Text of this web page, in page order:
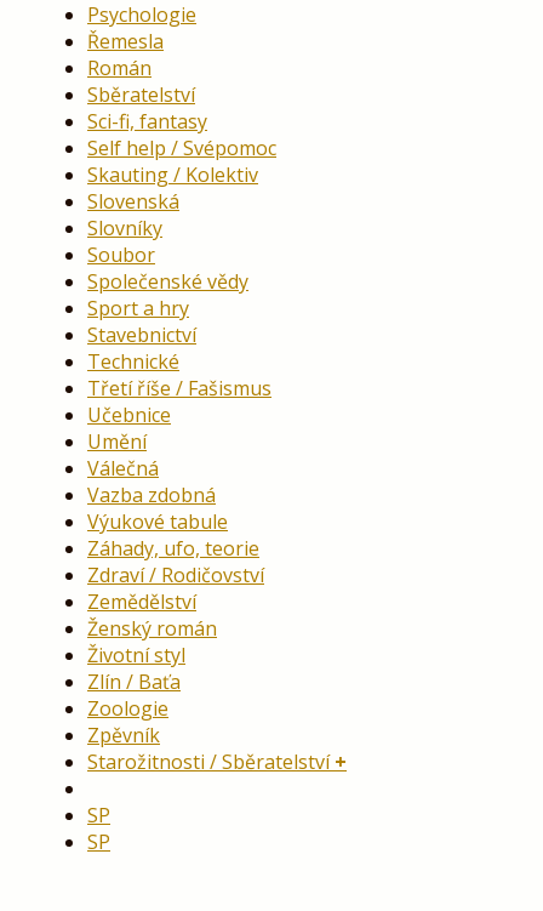
Psychologie
Řemesla
Román
Sběratelství
Sci-fi, fantasy
Self help / Svépomoc
Skauting / Kolektiv
Slovenská
Slovníky
Soubor
Společenské vědy
Sport a hry
Stavebnictví
Technické
Třetí říše / Fašismus
Učebnice
Umění
Válečná
Vazba zdobná
Výukové tabule
Záhady, ufo, teorie
Zdraví / Rodičovství
Zemědělství
Ženský román
Životní styl
Zlín / Baťa
Zoologie
Zpěvník
Starožitnosti / Sběratelství
SP
SP